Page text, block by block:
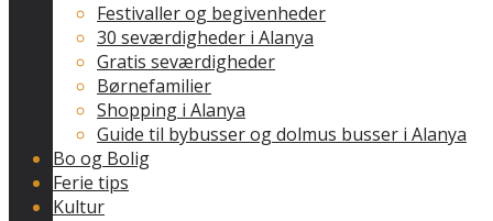
Festivaller og begivenheder
30 seværdigheder i Alanya
Gratis seværdigheder
Børnefamilier
Shopping i Alanya
Guide til bybusser og dolmus busser i Alanya
Bo og Bolig
Ferie tips
Kultur